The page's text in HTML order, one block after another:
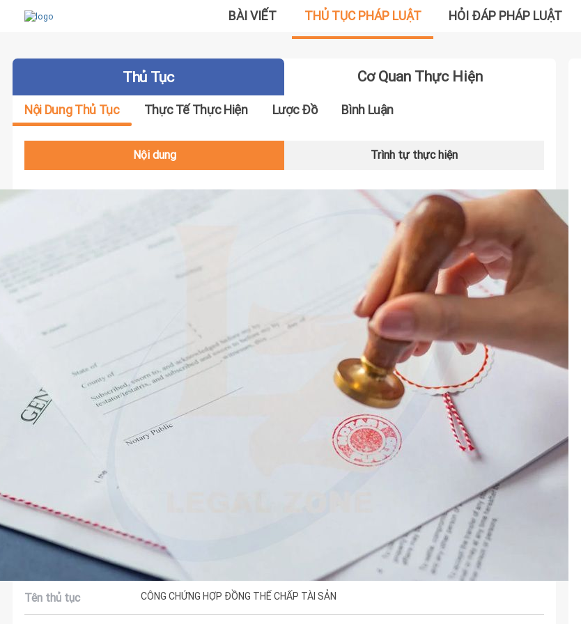
BÀI VIẾT THỦ TỤC PHÁP LUẬT HỎI ĐÁP PHÁP LUẬT
Thủ Tục Cơ Quan Thực Hiện
Nội Dung Thủ Tục Thực Tế Thực Hiện Lược Đồ Bình Luận
Nội dung Trình tự thực hiện
Tên thủ tục CÔNG CHỨNG HỢP ĐỒNG THẾ CHẤP TÀI SẢN